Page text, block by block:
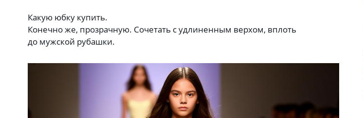
Какую юбку купить.
Конечно же, прозрачную. Сочетать с удлиненным верхом, вплоть
до мужской рубашки.